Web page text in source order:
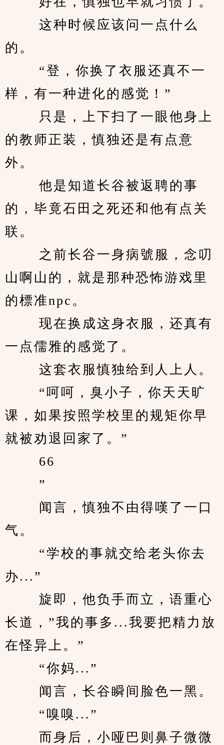
这种时候应该问一点什么
的。
“登，你换了衣服还真不一
样，有一种进化的感觉！”
只是，上下扫了一眼他身上
的教师正装，慎独还是有点意
外。
他是知道长谷被返聘的事
的，毕竟石田之死还和他有点关
联。
之前长谷一身病號服，念叨
山啊山的，就是那种恐怖游戏里
的標准npc。
现在换成这身衣服，还真有
一点儒雅的感觉了。
这套衣服慎独给到人上人。
“呵呵，臭小子，你天天旷
课，如果按照学校里的规矩你早
就被劝退回家了。”
66
”
闻言，慎独不由得嘆了一口
气。
“学校的事就交给老头你去
办...”
旋即，他负手而立，语重心
长道，”我的事多...我要把精力放
在怪异上。”
“你妈...”
闻言，长谷瞬间脸色一黑。
“嗅嗅...”
而身后，小哑巴则鼻子微微